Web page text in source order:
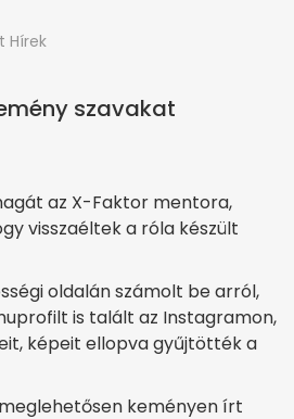
Hírek
szavakat
az X-Faktor mentora,
visszaéltek a róla készült
oldalán számolt be arról,
is talált az Instagramon,
képeit ellopva gyűjtötték a
keményen írt